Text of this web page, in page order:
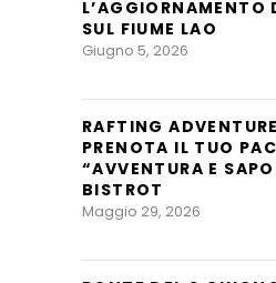
L’AGGIORNAMENTO
SUL FIUME LAO
Giugno 5, 2026
RAFTING
PRENOTA IL TUO
“AVVENTURA E
BISTROT
Maggio 29, 2026